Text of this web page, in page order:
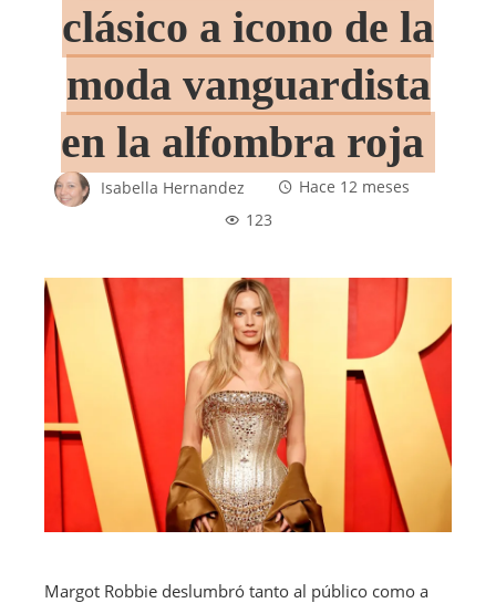
clásico a icono de la
moda vanguardista
en la alfombra roja
Isabella Hernandez
Hace 12 meses
123
Margot Robbie deslumbró tanto al público como a